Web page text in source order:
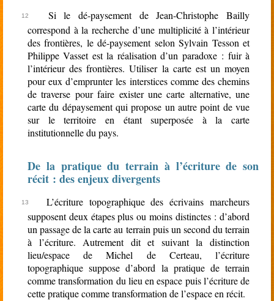
Si le dé-paysement de Jean-Christophe Bailly
correspond à la recherche d’une multiplicité à l’intérieur
des frontières, le dé-paysement selon Sylvain Tesson et
Philippe Vasset est la réalisation d’un paradoxe : fuir à
l’intérieur des frontières. Utiliser la carte est un moyen
pour eux d’emprunter les interstices comme des chemins
de traverse pour faire exister une carte alternative, une
carte du dépaysement qui propose un autre point de vue
sur le territoire en étant superposée à la carte
institutionnelle du pays.
De la pratique du terrain à l’écriture de son
récit : des enjeux divergents
L’écriture topographique des écrivains marcheurs
supposent deux étapes plus ou moins distinctes : d’abord
un passage de la carte au terrain puis un second du terrain
à l’écriture. Autrement dit et suivant la distinction
lieu/espace de Michel de Certeau, l’écriture
topographique suppose d’abord la pratique de terrain
comme transformation du lieu en espace puis l’écriture de
cette pratique comme transformation de l’espace en récit.